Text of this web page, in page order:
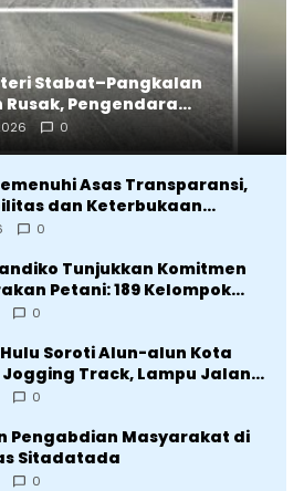
Stabat–Pangkalan
Rusak, Pengendara
Celaka
0
Asas Transparansi,
dan Keterbukaan
DPRD Tolak Ranperda
0
Tunjukkan Komitmen
Petani: 189 Kelompok
Bibit dan Alsintan
0
Soroti Alun-alun Kota
Track, Lampu Jalan
yang Tak Terurus
0
Pengabdian Masyarakat di
Sitadatada
0